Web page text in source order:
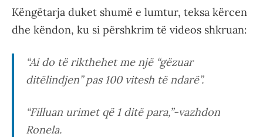
Këngëtarja duket shumë e lumtur, teksa kërcen
dhe këndon, ku si përshkrim të videos shkruan:
“Ai do të rikthehet me një “gëzuar
ditëlindjen” pas 100 vitesh të ndarë”.
“Filluan urimet që 1 ditë para,”-vazhdon
Ronela.